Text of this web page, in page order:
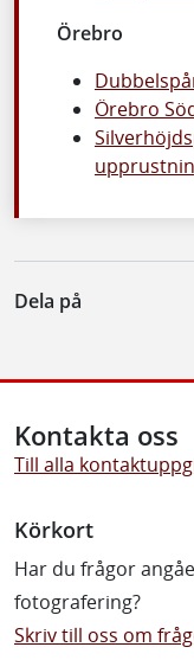
Örebro
Örebro
Dela på
Kontakta oss
Till alla
Körkort
Har du frågor
fotografering?
Skriv till oss om